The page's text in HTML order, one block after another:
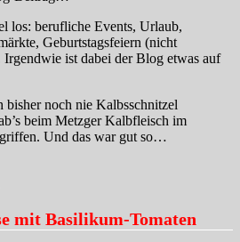
los: berufliche Events, Urlaub,
Geburtstagsfeiern (nicht
ist dabei der Blog etwas auf
bisher noch nie Kalbsschnitzel
beim Metzger Kalbfleisch im
Und das war gut so…
mit Basilikum-Tomaten